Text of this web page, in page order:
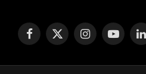
Facebook
X
InstagramYouTube